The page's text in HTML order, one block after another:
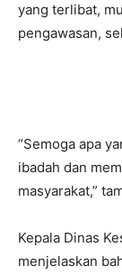
yang terlibat,
pengawasan,
“Semoga apa
ibadah dan
masyarakat,”
Kepala Dinas
menjelaskan